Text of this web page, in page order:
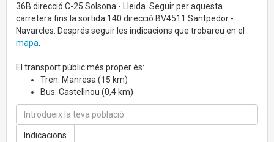
36B direcció C-25 Solsona - Lleida. Seguir per aquesta
carretera fins la sortida 140 direcció BV4511 Santpedor -
Navarcles. Després seguir les indicacions que trobareu en el
mapa
El transport públic més proper és:
Tren: Manresa (15 km)
Bus: Castellnou (0,4 km)